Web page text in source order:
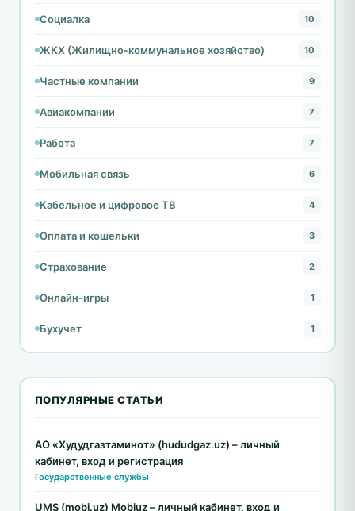
Социалка 10
ЖКХ (Жилищно-коммунальное хозяйство) 10
Частные компании 9
Авиакомпании 7
Работа 7
Мобильная связь 6
Кабельное и цифровое ТВ 4
Оплата и кошельки 3
Страхование 2
Онлайн-игры 1
Бухучет 1
ПОПУЛЯРНЫЕ СТАТЬИ
АО «Худудгазтаминот» (hududgaz.uz) – личный
кабинет, вход и регистрация
Государственные службы
UMS (mobi.uz) Mobiuz – личный кабинет, вход и